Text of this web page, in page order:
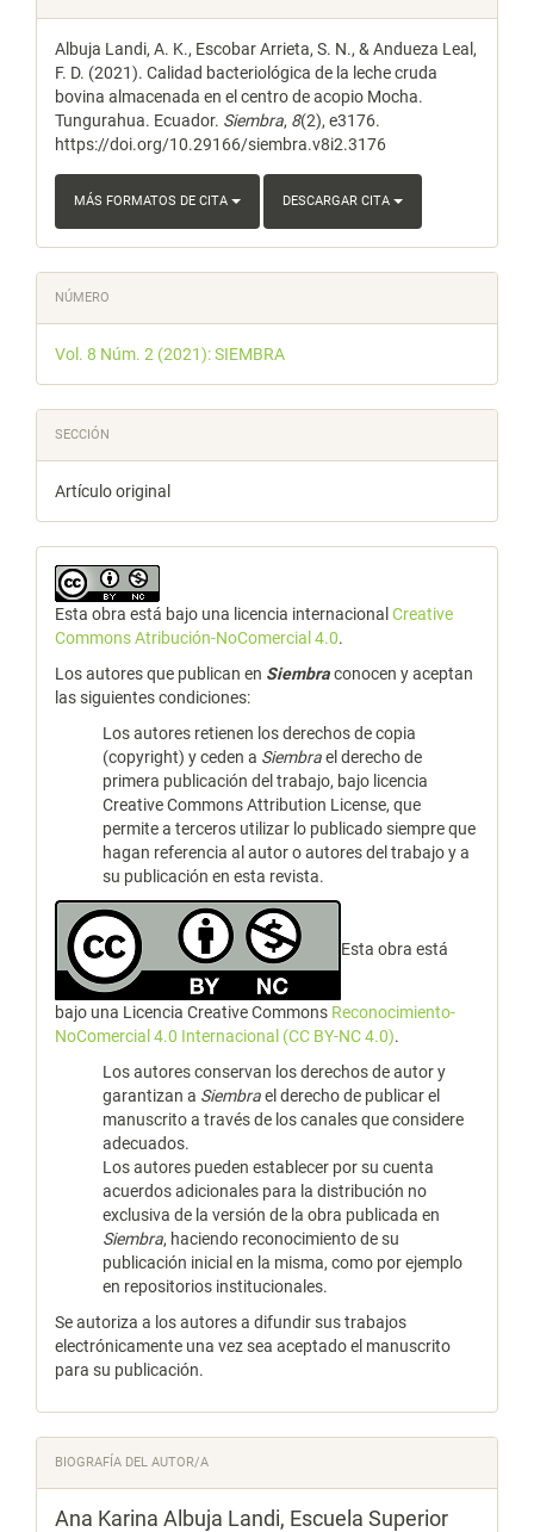
del
artículo
Albuja Landi, A. K., Escobar Arrieta, S. N., & Andueza Leal,
F. D. (2021). Calidad bacteriológica de la leche cruda
bovina almacenada en el centro de acopio Mocha.
Tungurahua. Ecuador. Siembra, 8(2), e3176.
https://doi.org/10.29166/siembra.v8i2.3176
MÁS FORMATOS DE CITA DESCARGAR CITA
NÚMERO
Vol. 8 Núm. 2 (2021): SIEMBRA
SECCIÓN
Artículo original
Esta obra está bajo una licencia internacional Creative
Commons Atribución-NoComercial 4.0.
Los autores que publican en Siembraconocen y aceptan
las siguientes condiciones:
Los autores retienen los derechos de copia
(copyright) y ceden a Siembrael derecho de
primera publicación del trabajo, bajo licencia
Creative Commons Attribution License, que
permite a terceros utilizar lo publicado siempre que
hagan referencia al autor o autores del trabajo y a
su publicación en esta revista.
Esta obra está
bajo una Licencia Creative Commons Reconocimiento-
NoComercial 4.0 Internacional (CC BY-NC 4.0).
Los autores conservan los derechos de autor y
garantizan a Siembrael derecho de publicar el
manuscrito a través de los canales que considere
adecuados.
Los autores pueden establecer por su cuenta
acuerdos adicionales para la distribución no
exclusiva de la versión de la obra publicada en
Siembra, haciendo reconocimiento de su
publicación inicial en la misma, como por ejemplo
en repositorios institucionales.
Se autoriza a los autores a difundir sus trabajos
electrónicamente una vez sea aceptado el manuscrito
para su publicación.
BIOGRAFÍA DEL AUTOR/A
Ana Karina Albuja Landi, Escuela Superior